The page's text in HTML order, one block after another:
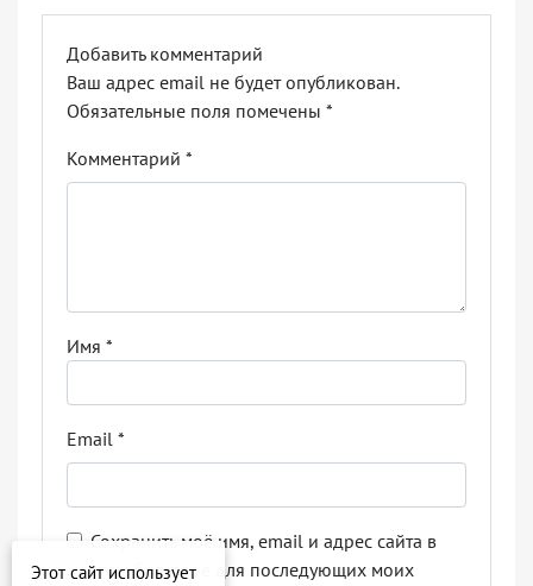
Добавить комментарий
Ваш адрес email не будет опубликован.
Обязательные поля помечены *
Комментарий *
Имя *
Email *
Сохранить моё имя, email и адрес сайта в
этом браузере для последующих моих
Этот сайт использует